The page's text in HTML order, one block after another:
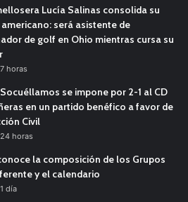
Lucía Salinas consolida su
será asistente de
de golf en Ohio mientras cursa su
horas
se impone por 2-1 al CD
en un partido benéfico a favor de
Civil
horas
la composición de los Grupos
y el calendario
día